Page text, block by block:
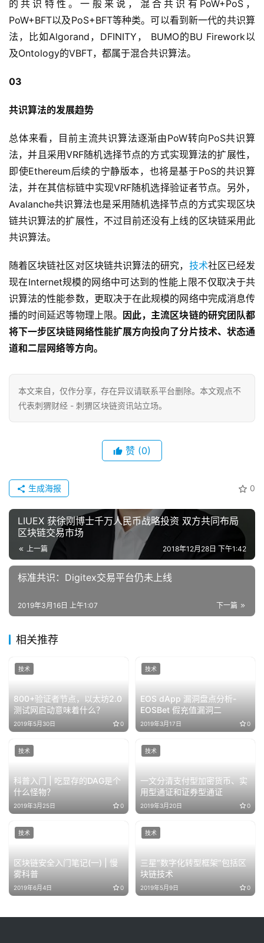
的共识特性。一般来说，混合共识有PoW+PoS，
PoW+BFT以及PoS+BFT等种类。可以看到新一代的共识算
法，比如Algorand，DFINITY， BUMO的BU Firework以
及Ontology的VBFT，都属于混合共识算法。
03
共识算法的发展趋势
总体来看，目前主流共识算法逐渐由PoW转向PoS共识算
法，并且采用VRF随机选择节点的方式实现算法的扩展性，
即使Ethereum后续的宁静版本，也将是基于PoS的共识算
法，并在其信标链中实现VRF随机选择验证者节点。另外，
Avalanche共识算法也是采用随机选择节点的方式实现区块
链共识算法的扩展性，不过目前还没有上线的区块链采用此
共识算法。
随着区块链社区对区块链共识算法的研究， 技术社区已经发
现在Internet规模的网络中可达到的性能上限不仅取决于共
识算法的性能参数，更取决于在此规模的网络中完成消息传
播的时间延迟等物理上限。
因此，主流区块链的研究团队都
将下一步区块链网络性能扩展方向投向了分片技术、状态通
道和二层网络等方向。
本文来自 ，仅作分享，存在异议请联系平台删除。本文观点不
代表刺猬财经 - 刺猬区块链资讯站立场。
赞 (0)
0
生成海报
LIUEX 获徐刚博士千万人民币战略投资 双方共同布局
区块链交易市场
上一篇 2018年12月28日 下午1:42
标准共识：Digitex交易平台仍未上线
下一篇
2019年3月16日 上午1:07
相关推荐
800+验证者节点，以太坊2.0
测试网启动意味着什么？
2019年5月30日 0
技术
EOS dApp 漏洞盘点分析-
EOSBet 假充值漏洞二
2019年3月17日 0
技术
科普入门 | 吃显存的DAG是个
什么怪物？
2019年3月25日 0
技术
一文分清支付型加密货币、实
用型通证和证券型通证
2019年3月20日 0
技术
区块链安全入门笔记(一) | 慢
雾科普
2019年6月4日 0
技术
三星“数字化转型框架”包括区
块链技术
2019年5月9日 0
技术